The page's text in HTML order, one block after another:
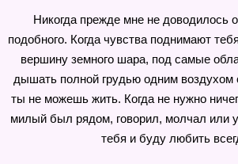
Никогда прежде мне не доводилось
подобного. Когда чувства поднимают
вершину земного шара, под самые
дышать полной грудью одним воздухом
ты не можешь жить. Когда не нужно
милый был рядом, говорил, молчал
тебя и буду любить